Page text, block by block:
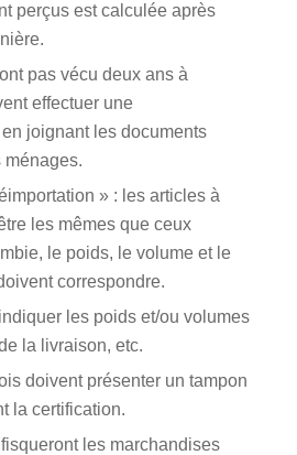
perçus est calculée après
pas vécu deux ans à
effectuer une
joignant les documents
ménages.
» : les articles à
les mêmes que ceux
le poids, le volume et le
correspondre.
les poids et/ou volumes
la livraison, etc.
doivent présenter un tampon
la certification.
les marchandises